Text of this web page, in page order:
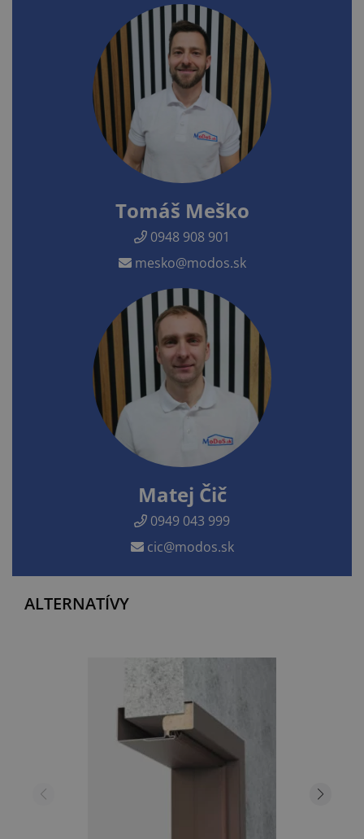
Tomáš Meško
0948 908 901
mesko@modos.sk
Matej Čič
0949 043 999
cic@modos.sk
ALTERNATÍVY